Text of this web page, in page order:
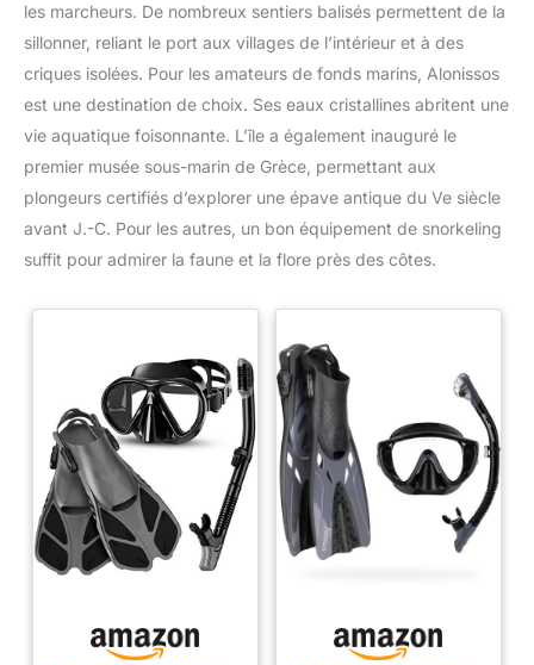
les marcheurs. De nombreux sentiers balisés permettent de la
sillonner, reliant le port aux villages de l’intérieur et à des
criques isolées. Pour les amateurs de fonds marins, Alonissos
est une destination de choix. Ses eaux cristallines abritent une
vie aquatique foisonnante. L’île a également inauguré le
premier musée sous-marin de Grèce, permettant aux
plongeurs certifiés d’explorer une épave antique du Ve siècle
avant J.-C. Pour les autres, un bon équipement de snorkeling
suffit pour admirer la faune et la flore près des côtes.